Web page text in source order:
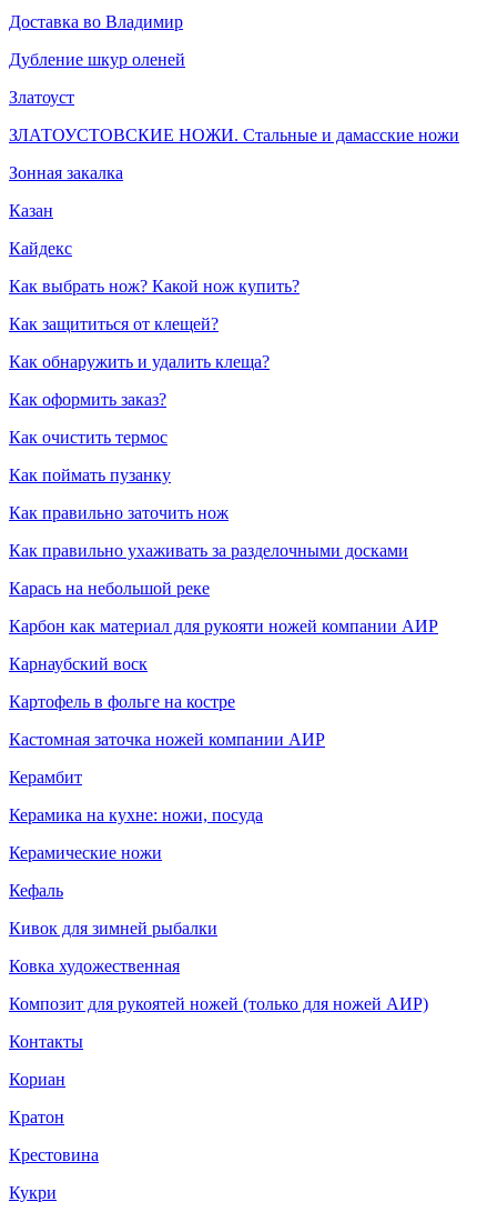
Доставка во Владимир
Дубление шкур оленей
Златоуст
ЗЛАТОУСТОВСКИЕ НОЖИ. Стальные и дамасские ножи
Зонная закалка
Казан
Кайдекс
Как выбрать нож? Какой нож купить?
Как защититься от клещей?
Как обнаружить и удалить клеща?
Как оформить заказ?
Как очистить термос
Как поймать пузанку
Как правильно заточить нож
Как правильно ухаживать за разделочными досками
Карась на небольшой реке
Карбон как материал для рукояти ножей компании АИР
Карнаубский воск
Картофель в фольге на костре
Кастомная заточка ножей компании АИР
Керамбит
Керамика на кухне: ножи, посуда
Керамические ножи
Кефаль
Кивок для зимней рыбалки
Ковка художественная
Композит для рукоятей ножей (только для ножей АИР)
Контакты
Кориан
Кратон
Крестовина
Кукри